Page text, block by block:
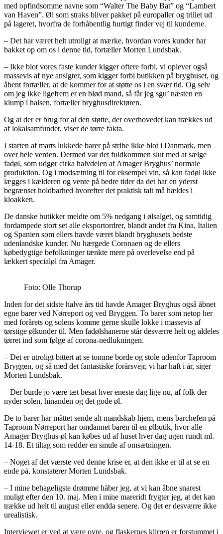
med opfindsomme navne som “Walter The Baby Bat” og “Lambert
van Haven”. Øl som straks bliver pakket på europaller og trillet ud
på lageret, hvorfra de forhåbentlig hurtigt finder vej til kunderne.
– Det har været helt utroligt at mærke, hvordan vores kunder har
bakket op om os i denne tid, fortæller Morten Lundsbak.
– Ikke blot vores faste kunder kigger oftere forbi, vi oplever også
massevis af nye ansigter, som kigger forbi butikken på bryghuset, og
åbent fortæller, at de kommer for at støtte os i en svær tid. Og selv
om jeg ikke ligefrem er en blød mand, så får jeg sgu’ næsten en
klump i halsen, fortæller bryghusdirektøren.
Og at der er brug for al den støtte, der overhovedet kan trækkes ud
af lokalsamfundet, viser de tørre fakta.
I starten af marts lukkede barer på stribe ikke blot i Danmark, men
over hele verden. Dermed var det fuldkommen slut med at sælge
fadøl, som udgør cirka halvdelen af Amager Bryghus’ normale
produktion. Og i modsætning til for eksempel vin, så kan fadøl ikke
lægges i kælderen og vente på bedre tider da det har en yderst
begrænset holdbarhed hvorefter det praktisk talt må hældes i
kloakken.
De danske butikker meldte om 5% nedgang i ølsalget, og samtidig
fordampede stort set alle eksportordrer, blandt andet fra Kina, Italien
og Spanien som ellers havde været blandt bryghusets bedste
udenlandske kunder. Nu hærgede Coronaen og de ellers
købedygtige befolkninger tænkte mere på overlevelse end på
lækkert specialøl fra Amager.
Foto: Olle Thorup
Inden for det sidste halve års tid havde Amager Bryghus også åbnet
egne barer ved Nørreport og ved Bryggen. To barer som netop her
med forårets og solens komme gerne skulle lokke i massevis af
tørstige ølkunder til. Men fadølshanerne står desværre helt og aldeles
tørret ind som følge af corona-nedlukningen.
– Det er utroligt bittert at se tomme borde og stole udenfor Taproom
Bryggen, og så med det fantastiske forårsvejr, vi har haft i år, siger
Morten Lundsbak.
– Der burde jo være tæt besat hver eneste dag lige nu, af folk der
nyder solen, hinanden og det gode øl.
De to barer har måttet sende alt mandskab hjem, mens barchefen på
Taproom Nørreport har omdannet baren til en ølbutik, hvor alle
Amager Bryghus-øl kan købes ud af huset hver dag ugen rundt ml.
14-18. Et tiltag som redder en smule af omsætningen.
– Noget af det værste ved denne krise er, at den ikke er til at se en
ende på, konstaterer Morten Lundsbak.
– I mine behageligste drømme håber jeg, at vi kan åbne snarest
muligt efter den 10. maj. Men i mine mareridt frygter jeg, at det kan
trække ud helt til august eller endda senere. Og det er desværre ikke
urealistisk.
Interviewet er ved at være ovre, og flaskernes klirren er forstummet i